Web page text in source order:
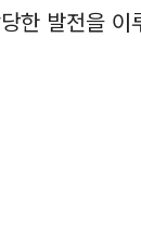
한 발전을 이